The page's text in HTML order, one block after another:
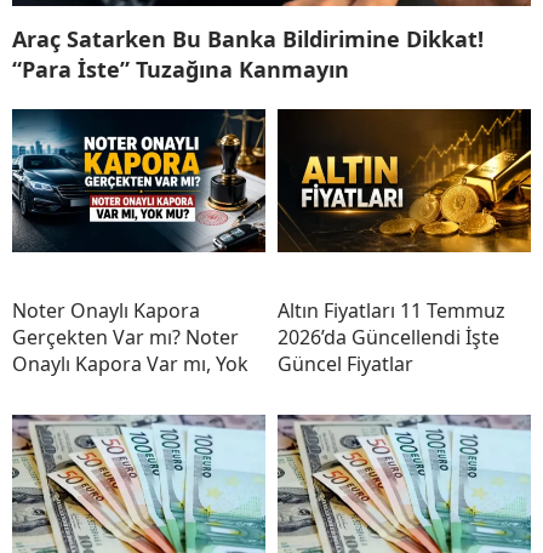
Araç Satarken Bu Banka Bildirimine Dikkat!
“Para İste” Tuzağına Kanmayın
Noter Onaylı Kapora
Gerçekten Var mı? Noter
Onaylı Kapora Var mı, Yok
Altın Fiyatları 11 Temmuz
2026’da Güncellendi İşte
Güncel Fiyatlar